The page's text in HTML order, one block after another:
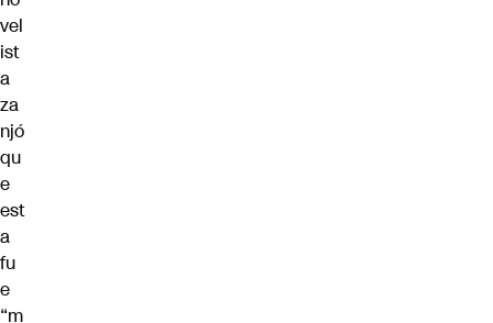
vel
ist
a
za
njó
qu
e
est
a
fu
e
“m